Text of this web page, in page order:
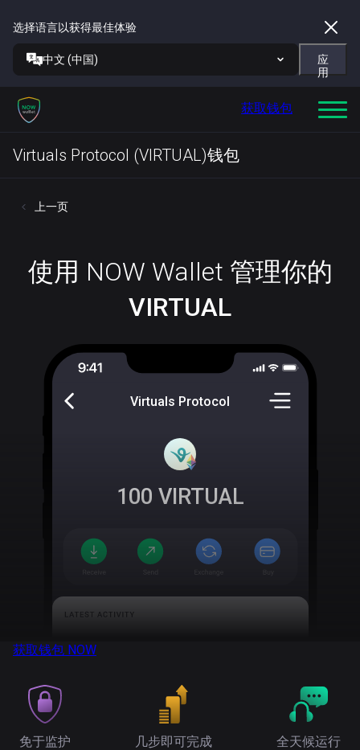
选择语言以获得最佳体验
中文 (中国)
应
用
获取钱包
Virtuals Protocol (VIRTUAL)钱包
上一页
使用 NOW Wallet 管理你的
VIRTUAL
Virtuals Protocol
100 VIRTUAL
获取钱包 NOW
免于监护 几步即可完成 全天候运行